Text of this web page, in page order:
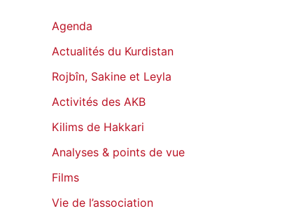
Agenda
Actualités du Kurdistan
Rojbîn, Sakine et Leyla
Activités des AKB
Kilims de Hakkari
Analyses & points de vue
Films
Vie de l’association